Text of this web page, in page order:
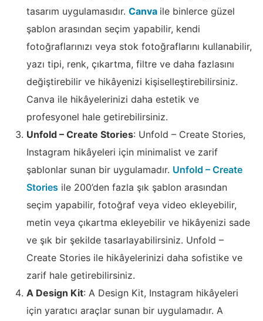
tasarım uygulamasıdır. Canva ile binlerce güzel
şablon arasından seçim yapabilir, kendi
fotoğraflarınızı veya stok fotoğraflarını kullanabilir,
yazı tipi, renk, çıkartma, filtre ve daha fazlasını
değiştirebilir ve hikâyenizi kişiselleştirebilirsiniz.
Canva ile hikâyelerinizi daha estetik ve
profesyonel hale getirebilirsiniz.
Unfold – Create Stories: Unfold – Create Stories,
Instagram hikâyeleri için minimalist ve zarif
şablonlar sunan bir uygulamadır. Unfold – Create
Stories ile 200’den fazla şık şablon arasından
seçim yapabilir, fotoğraf veya video ekleyebilir,
metin veya çıkartma ekleyebilir ve hikâyenizi sade
ve şık bir şekilde tasarlayabilirsiniz. Unfold –
Create Stories ile hikâyelerinizi daha sofistike ve
zarif hale getirebilirsiniz.
A Design Kit: A Design Kit, Instagram hikâyeleri
için yaratıcı araçlar sunan bir uygulamadır. A